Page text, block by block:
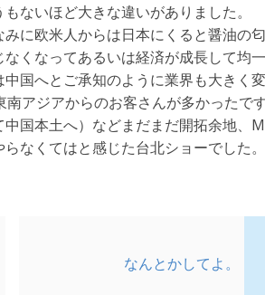
ないほど大きな違いがありました。
に欧米人からは日本にくると醤油の
くなってあるいは経済が成長して均
国へとご承知のように業界も大きく
アジアからのお客さんが多かったで
国本土へ）などまだまだ開拓余地、
なくてはと感じた台北ショーでした
なんとかしてよ。